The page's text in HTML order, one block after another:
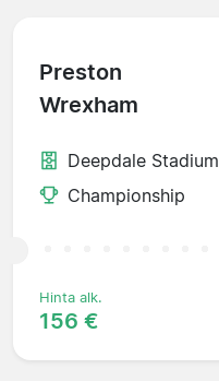
Preston
Wrexham
Deepdale Stadium
Championship
Hinta alk.
156 €